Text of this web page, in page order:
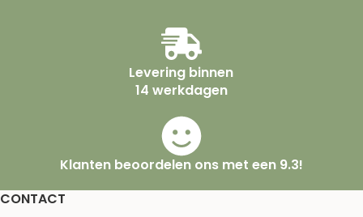
Levering binnen
14 werkdagen
Klanten beoordelen ons met een 9.3!
CONTACT